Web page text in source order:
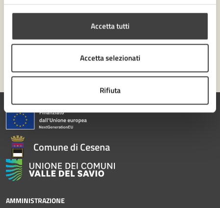
Accetta tutti
Accetta selezionati
Rifiuta
Comune di Cesena
AMMINISTRAZIONE